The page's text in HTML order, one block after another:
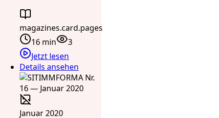
magazines.card.pages
16 min
3
Jetzt lesen
Details ansehen
Januar 2020